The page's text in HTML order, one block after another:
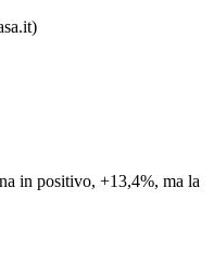
in positivo, +13,4%, ma la